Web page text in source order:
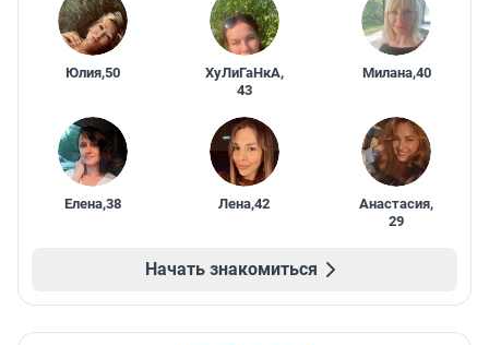
Юлия,50 ХуЛиГаНкА,
43
Милана,40
Елена,38 Лена,42 Анастасия,
29
Начать знакомиться